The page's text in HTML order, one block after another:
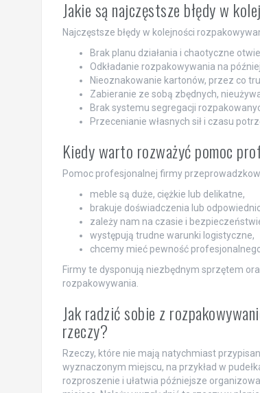
Jakie są najczęstsze błędy w
Najczęstsze błędy w kolejności
Brak planu działania i chaotyczne
Odkładanie rozpakowywania na
Nieoznakowanie kartonów, przez co
Zabieranie ze sobą zbędnych,
Brak systemu segregacji
Przecenianie własnych sił i czasu
Kiedy warto rozważyć pomoc
Pomoc profesjonalnej firmy
meble są duże, ciężkie lub delikatne,
brakuje doświadczenia lub
zależy nam na czasie i
występują trudne warunki logistyczne,
chcemy mieć pewność
Firmy te dysponują niezbędnym sprzętem
rozpakowywania.
Jak radzić sobie z
rzeczy?
Rzeczy, które nie mają natychmiast
wyznaczonym miejscu, na przykład w
rozproszenie i ułatwia późniejsze